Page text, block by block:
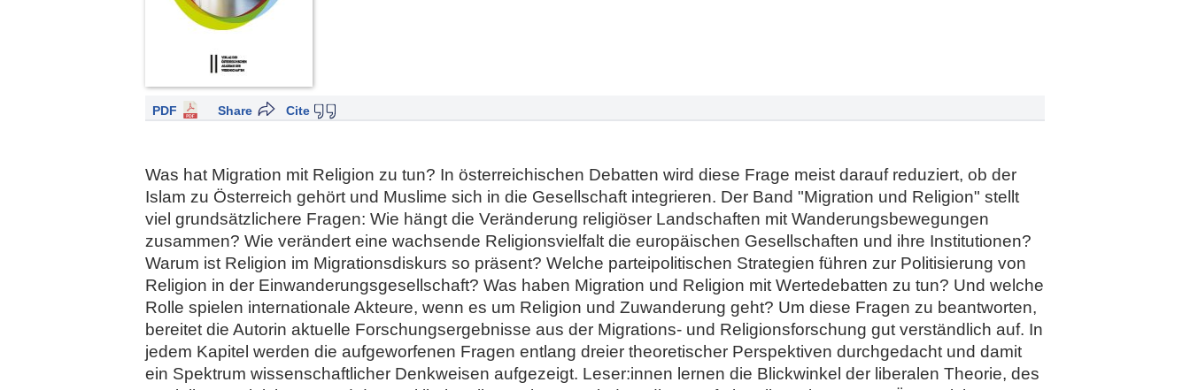
PDF Cite
Share
Was hat Migration mit Religion zu tun? In österreichischen Debatten wird diese Frage meist darauf reduziert, ob der
Islam zu Österreich gehört und Muslime sich in die Gesellschaft integrieren. Der Band "Migration und Religion" stellt
viel grundsätzlichere Fragen: Wie hängt die Veränderung religiöser Landschaften mit Wanderungsbewegungen
zusammen? Wie verändert eine wachsende Religionsvielfalt die europäischen Gesellschaften und ihre Institutionen?
Warum ist Religion im Migrationsdiskurs so präsent? Welche parteipolitischen Strategien führen zur Politisierung von
Religion in der Einwanderungsgesellschaft? Was haben Migration und Religion mit Wertedebatten zu tun? Und welche
Rolle spielen internationale Akteure, wenn es um Religion und Zuwanderung geht? Um diese Fragen zu beantworten,
bereitet die Autorin aktuelle Forschungsergebnisse aus der Migrations- und Religionsforschung gut verständlich auf. In
jedem Kapitel werden die aufgeworfenen Fragen entlang dreier theoretischer Perspektiven durchgedacht und damit
ein Spektrum wissenschaftlicher Denkweisen aufgezeigt. Leser:innen lernen die Blickwinkel der liberalen Theorie, des